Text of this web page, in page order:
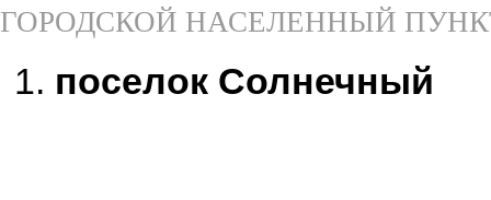
ГОРОДСКОЙ НАСЕЛЕННЫЙ
поселок Солнечный